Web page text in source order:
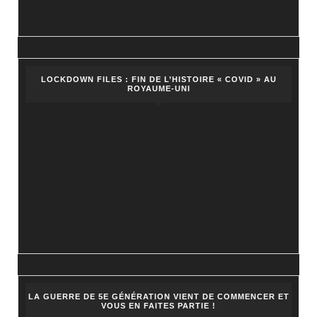
LOCKDOWN FILES : FIN DE L’HISTOIRE « COVID » AU
ROYAUME-UNI
LA GUERRE DE 5E GÉNÉRATION VIENT DE COMMENCER ET
VOUS EN FAITES PARTIE !